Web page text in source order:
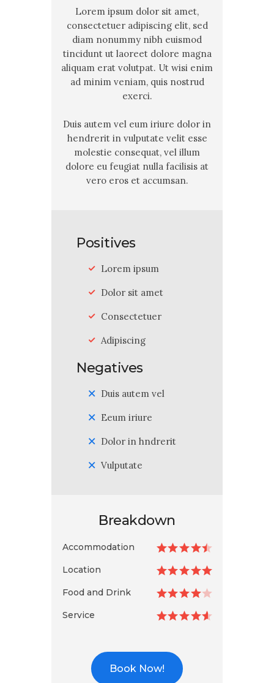
Lorem ipsum dolor sit amet,
consectetuer adipiscing elit, sed
diam nonummy nibh euismod
tincidunt ut laoreet dolore magna
aliquam erat volutpat. Ut wisi enim
ad minim veniam, quis nostrud
exerci.
Duis autem vel eum iriure dolor in
hendrerit in vulputate velit esse
molestie consequat, vel illum
dolore eu feugiat nulla facilisis at
vero eros et accumsan.
Positives
Lorem ipsum
Dolor sit amet
Consectetuer
Adipiscing
Negatives
Duis autem vel
Eeum iriure
Dolor in hndrerit
Vulputate
Breakdown
Accommodation
Location
Food and Drink
Service
Book Now!